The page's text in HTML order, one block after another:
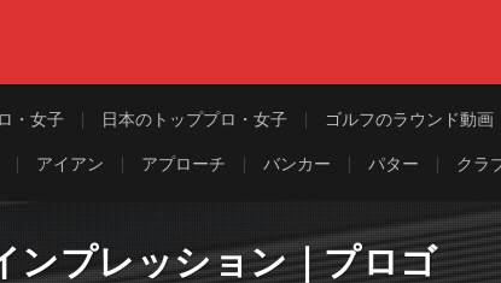
・女子 日本のトッププロ・女子 ゴルフのラウンド動画
アイアン アプローチ バンカー パター クラ
ンプレッション｜プロゴ